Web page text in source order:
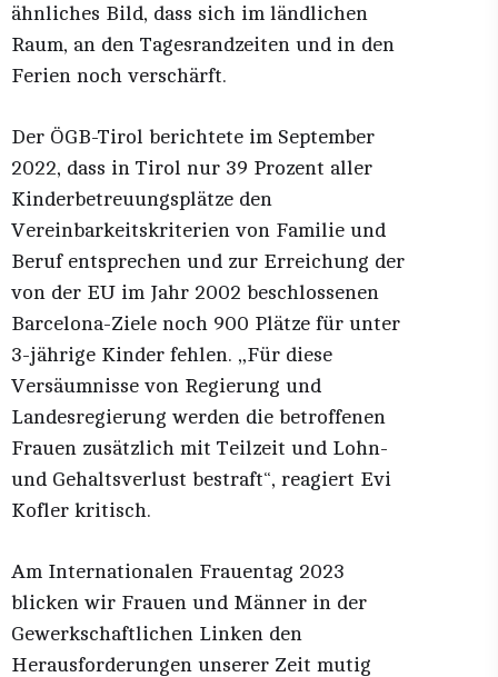
ähnliches Bild, dass sich im ländlichen
Raum, an den Tagesrandzeiten und in den
Ferien noch verschärft.
Der ÖGB-Tirol berichtete im September
2022, dass in Tirol nur 39 Prozent aller
Kinderbetreuungsplätze den
Vereinbarkeitskriterien von Familie und
Beruf entsprechen und zur Erreichung der
von der EU im Jahr 2002 beschlossenen
Barcelona-Ziele noch 900 Plätze für unter
3-jährige Kinder fehlen. „Für diese
Versäumnisse von Regierung und
Landesregierung werden die betroffenen
Frauen zusätzlich mit Teilzeit und Lohn-
und Gehaltsverlust bestraft“, reagiert Evi
Kofler kritisch.
Am Internationalen Frauentag 2023
blicken wir Frauen und Männer in der
Gewerkschaftlichen Linken den
Herausforderungen unserer Zeit mutig